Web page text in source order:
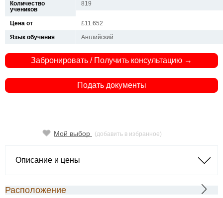
Количество
учеников
819
Цена от
£11.652
Язык обучения
Английский
Забронировать / Получить консультацию →
Подать документы
Мой выбор (добавить в избранное)
Описание и цены
Расположение